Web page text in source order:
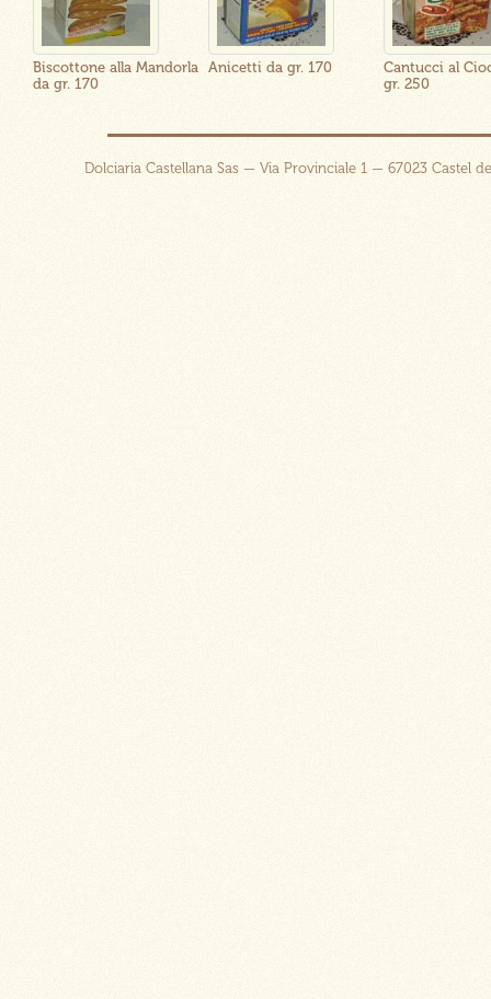
Biscottone alla Mandorla
da gr. 170
Anicetti da gr. 170
Cantucci al
gr. 250
Dolciaria Castellana Sas — Via Provinciale 1 — 67023 Castel